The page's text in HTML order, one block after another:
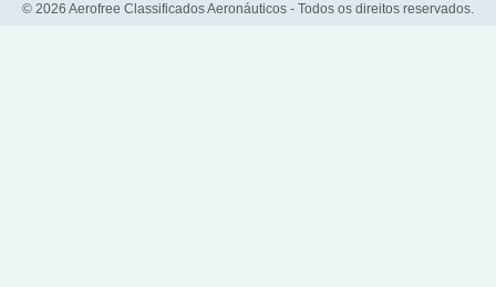
© 2026 Aerofree Classificados Aeronáuticos - Todos os direitos reservados.